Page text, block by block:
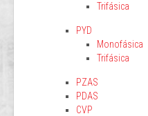
Trifásica
PYD
Monofásica
Trifásica
PZAS
PDAS
CVP